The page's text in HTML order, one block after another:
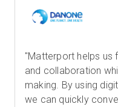
"Matterport helps us
and collaboration
making. By using
we can quickly